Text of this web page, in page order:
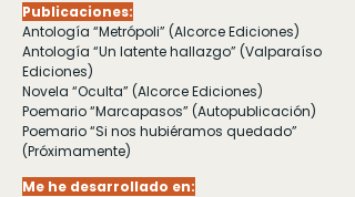
Publicaciones:
Antología “Metrópoli” (Alcorce Ediciones)
Antología “Un latente hallazgo” (Valparaíso
Ediciones)
Novela “Oculta” (Alcorce Ediciones)
Poemario “Marcapasos” (Autopublicación)
Poemario “Si nos hubiéramos quedado”
(Próximamente)
Me he desarrollado en: